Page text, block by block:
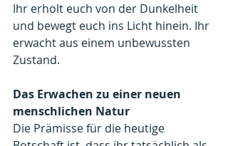
Ihr erholt euch von der Dunkelheit
und bewegt euch ins Licht hinein. Ihr
erwacht aus einem unbewussten
Zustand.
Das Erwachen zu einer neuen
menschlichen Natur
Die Prämisse für die heutige